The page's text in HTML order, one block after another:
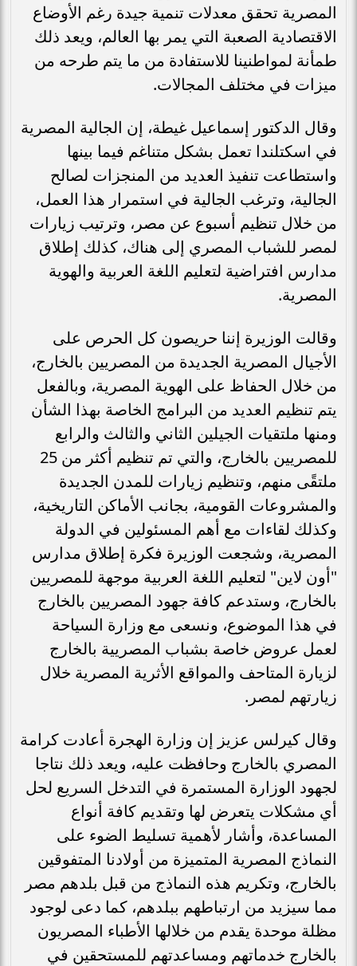
المصرية تحقق معدلات تنمية جيدة رغم الأوضاع
الاقتصادية الصعبة التي يمر بها العالم، ويعد ذلك
طمأنة لمواطنينا للاستفادة من ما يتم طرحه من
ميزات في مختلف المجالات.
وقال الدكتور إسماعيل غيطة، إن الجالية المصرية
في اسكتلندا تعمل بشكل متناغم فيما بينها
واستطاعت تنفيذ العديد من المنجزات لصالح
الجالية، وترغب الجالية في استمرار هذا العمل،
من خلال تنظيم أسبوع عن مصر، وترتيب زيارات
لمصر للشباب المصري إلى هناك، كذلك إطلاق
مدارس افتراضية لتعليم اللغة العربية والهوية
المصرية.
وقالت الوزيرة إننا حريصون كل الحرص على
الأجيال المصرية الجديدة من المصريين بالخارج،
من خلال الحفاظ على الهوية المصرية، وبالفعل
يتم تنظيم العديد من البرامج الخاصة بهذا الشأن
ومنها ملتقيات الجيلين الثاني والثالث والرابع
للمصريين بالخارج، والتي تم تنظيم أكثر من 25
ملتقًى منهم، وتنظيم زيارات للمدن الجديدة
والمشروعات القومية، بجانب الأماكن التاريخية،
وكذلك لقاءات مع أهم المسئولين في الدولة
المصرية، وشجعت الوزيرة فكرة إطلاق مدارس
"أون لاين" لتعليم اللغة العربية موجهة للمصريين
بالخارج، وستدعم كافة جهود المصريين بالخارج
في هذا الموضوع، ونسعى مع وزارة السياحة
لعمل عروض خاصة بشباب المصريية بالخارج
لزيارة المتاحف والمواقع الأثرية المصرية خلال
زيارتهم لمصر.
وقال كيرلس عزيز إن وزارة الهجرة أعادت كرامة
المصري بالخارج وحافظت عليه، ويعد ذلك نتاجا
لجهود الوزارة المستمرة في التدخل السريع لحل
أي مشكلات يتعرض لها وتقديم كافة أنواع
المساعدة، وأشار لأهمية تسليط الضوء على
النماذج المصرية المتميزة من أولادنا المتفوقين
بالخارج، وتكريم هذه النماذج من قبل بلدهم مصر
مما سيزيد من ارتباطهم ببلدهم، كما دعى لوجود
مظلة موحدة يقدم من خلالها الأطباء المصريون
بالخارج خدماتهم ومساعدتهم للمستحقين في